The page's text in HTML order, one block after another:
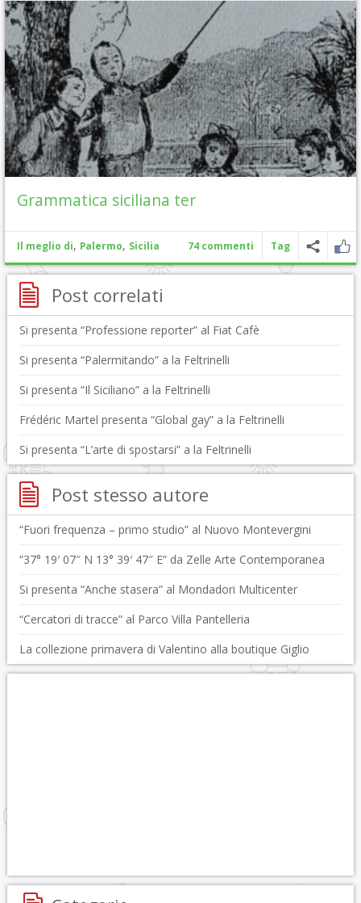
Grammatica siciliana ter
Il meglio di, Palermo, Sicilia 74 commenti Tag
Post correlati
Si presenta “Professione reporter” al Fiat Cafè
Si presenta “Palermitando” a la Feltrinelli
Si presenta “Il Siciliano” a la Feltrinelli
Frédéric Martel presenta “Global gay” a la Feltrinelli
Si presenta “L’arte di spostarsi” a la Feltrinelli
Post stesso autore
“Fuori frequenza – primo studio” al Nuovo Montevergini
“37° 19′ 07″ N 13° 39′ 47″ E” da Zelle Arte Contemporanea
Si presenta “Anche stasera” al Mondadori Multicenter
“Cercatori di tracce” al Parco Villa Pantelleria
La collezione primavera di Valentino alla boutique Giglio